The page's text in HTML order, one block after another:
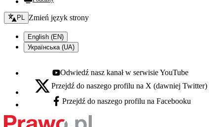
Zmień język - bieżący:
PL Zmień język strony
English (EN)
Українська (UA)
Youtube - otwiera się w nowej karcie
Odwiedź nasz kanał w serwisie YouTube
X - otwiera się w nowej karcie
Przejdź do naszego profilu na X (dawniej Twitter)
Facebook - otwiera się w nowej karcie
Przejdź do naszego profilu na Facebooku